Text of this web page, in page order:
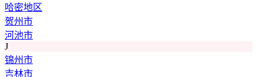
哈密地区
贺州市
河池市
J
锦州市
吉林市